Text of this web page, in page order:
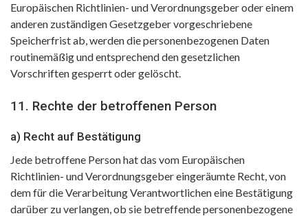
Europäischen Richtlinien- und Verordnungsgeber oder einem
anderen zuständigen Gesetzgeber vorgeschriebene
Speicherfrist ab, werden die personenbezogenen Daten
routinemäßig und entsprechend den gesetzlichen
Vorschriften gesperrt oder gelöscht.
11. Rechte der betroffenen Person
a) Recht auf Bestätigung
Jede betroffene Person hat das vom Europäischen
Richtlinien- und Verordnungsgeber eingeräumte Recht, von
dem für die Verarbeitung Verantwortlichen eine Bestätigung
darüber zu verlangen, ob sie betreffende personenbezogene